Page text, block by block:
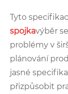
Tyto
spojkavýběr
problémy v
plánování
jasné
přizpůsobit